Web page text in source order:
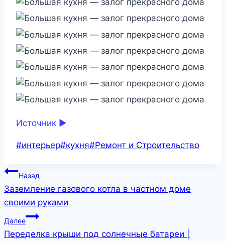
Источник ►
Метки
#интерьер#кухня#Ремонт и Строительство
Навигация
по
записям
Назад
Заземление газового котла в частном доме
своими руками
Далее
Переделка крыши под солнечные батареи |